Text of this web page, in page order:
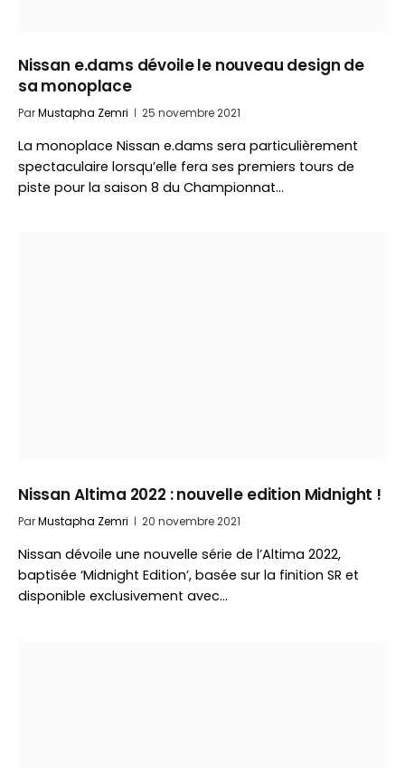
Nissan e.dams dévoile le nouveau design de
sa monoplace
ParMustapha Zemri 25 novembre 2021
La monoplace Nissan e.dams sera particulièrement
spectaculaire lorsqu’elle fera ses premiers tours de
piste pour la saison 8 du Championnat…
Nissan Altima 2022 : nouvelle edition Midnight !
ParMustapha Zemri 20 novembre 2021
Nissan dévoile une nouvelle série de l’Altima 2022,
baptisée ‘Midnight Edition’, basée sur la finition SR et
disponible exclusivement avec…